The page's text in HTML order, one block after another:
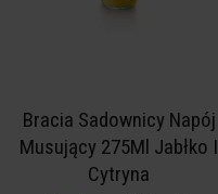
Bracia Sadownicy Napój
Musujący 275Ml Jabłko I
Cytryna